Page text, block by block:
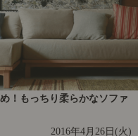
！もっちり柔らかなソファ
2016年4月26日(火)